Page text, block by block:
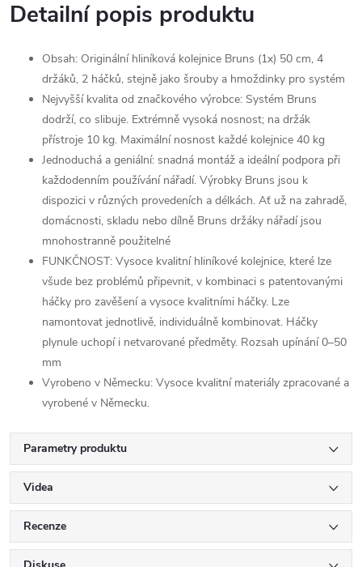
Detailní popis produktu
Obsah: Originální hliníková kolejnice Bruns (1x) 50 cm, 4
držáků, 2 háčků, stejně jako šrouby a hmoždinky pro systém
Nejvyšší kvalita od značkového výrobce: Systém Bruns
dodrží, co slibuje. Extrémně vysoká nosnost; na držák
přístroje 10 kg. Maximální nosnost každé kolejnice 40 kg
Jednoduchá a geniální: snadná montáž a ideální podpora při
každodenním používání nářadí. Výrobky Bruns jsou k
dispozici v různých provedeních a délkách. Ať už na zahradě,
domácnosti, skladu nebo dílně Bruns držáky nářadí jsou
mnohostranně použitelné
FUNKČNOST: Vysoce kvalitní hliníkové kolejnice, které lze
všude bez problémů připevnit, v kombinaci s patentovanými
háčky pro zavěšení a vysoce kvalitními háčky. Lze
namontovat jednotlivě, individuálně kombinovat. Háčky
plynule uchopí i netvarované předměty. Rozsah upínání 0–50
mm
Vyrobeno v Německu: Vysoce kvalitní materiály zpracované a
vyrobené v Německu.
Parametry produktu
Videa
Recenze